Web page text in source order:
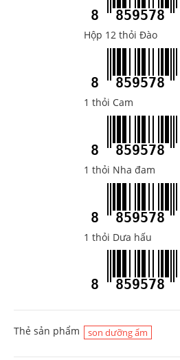
8 859578
Hộp 12 thỏi Đào
8 859578
1 thỏi Cam
8 859578
1 thỏi Nha đam
8 859578
1 thỏi Dưa hấu
8 859578
Thẻ sản phẩm son dưỡng ẩm